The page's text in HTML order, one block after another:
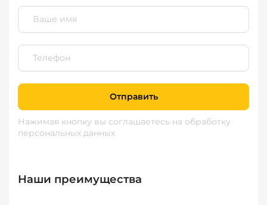
Отправить
Нажимая кнопку вы соглашаетесь на обработку
персональных данных
Наши преимущества